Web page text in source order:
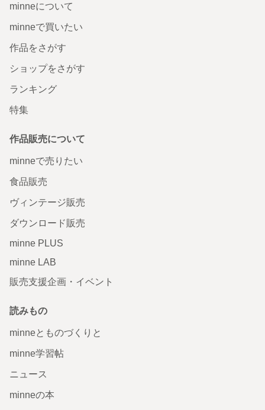
minneについて
minneで買いたい
作品をさがす
ショップをさがす
ランキング
特集
作品販売について
minneで売りたい
食品販売
ヴィンテージ販売
ダウンロード販売
minne PLUS
minne LAB
販売支援企画・イベント
読みもの
minneとものづくりと
minne学習帖
ニュース
minneの本